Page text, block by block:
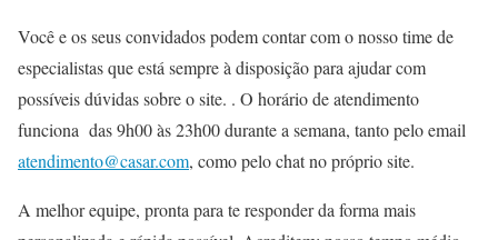
Você e os seus convidados podem contar com o nosso time de
especialistas que está sempre à disposição para ajudar com
possíveis dúvidas sobre o site. . O horário de atendimento
funciona das 9h00 às 23h00 durante a semana, tanto pelo email
atendimento@casar.com, como pelo chat no próprio site.
A melhor equipe, pronta para te responder da forma mais